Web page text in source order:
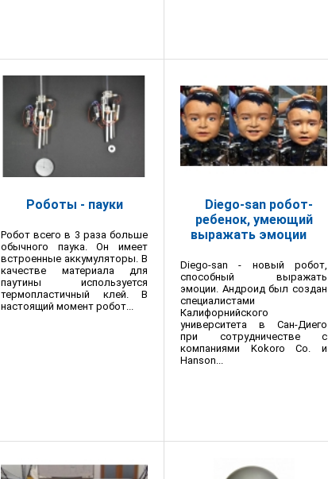
Роботы - пауки
Робот всего в 3 раза больше
обычного паука. Он имеет
встроенные аккумуляторы. В
качестве материала для
паутины используется
термопластичный клей. В
настоящий момент робот...
Diego-san робот-
ребенок, умеющий
выражать эмоции
Diego-san - новый робот,
способный выражать
эмоции. Андроид был создан
специалистами
Калифорнийского
университета в Сан-Диего
при сотрудничестве с
компаниями Kokoro Co. и
Hanson...